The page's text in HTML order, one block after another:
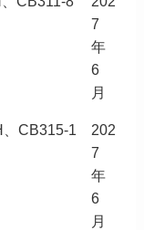
7
年
6
月
CB315-1
202
7
年
6
月